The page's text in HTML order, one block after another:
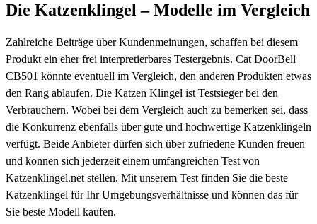
Die Katzenklingel – Modelle im Vergleich
Zahlreiche Beiträge über Kundenmeinungen, schaffen bei diesem
Produkt ein eher frei interpretierbares Testergebnis. Cat DoorBell
CB501 könnte eventuell im Vergleich, den anderen Produkten etwas
den Rang ablaufen. Die Katzen Klingel ist Testsieger bei den
Verbrauchern. Wobei bei dem Vergleich auch zu bemerken sei, dass
die Konkurrenz ebenfalls über gute und hochwertige Katzenklingeln
verfügt. Beide Anbieter dürfen sich über zufriedene Kunden freuen
und können sich jederzeit einem umfangreichen Test von
Katzenklingel.net stellen. Mit unserem Test finden Sie die beste
Katzenklingel für Ihr Umgebungsverhältnisse und können das für
Sie beste Modell kaufen.